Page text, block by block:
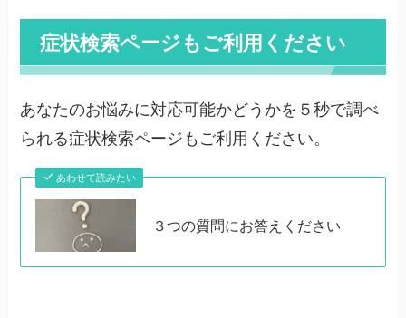
症状検索ページもご利用ください
あなたのお悩みに対応可能かどうかを５秒で調べ
られる症状検索ページもご利用ください。
あわせて読みたい
３つの質問にお答えください